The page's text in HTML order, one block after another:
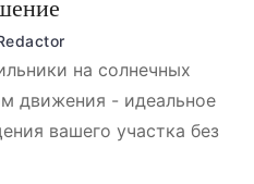
на солнечных
движения - идеальное
вашего участка без